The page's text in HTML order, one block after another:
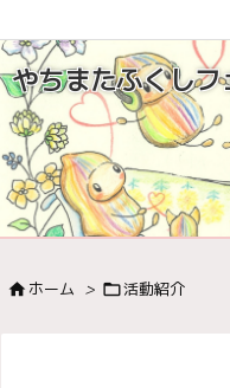
やちまたふくしフ
 ホーム > 活動紹介